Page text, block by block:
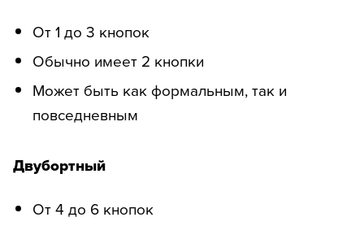
От 1 до 3 кнопок
Обычно имеет 2 кнопки
Может быть как формальным, так и
повседневным
Двубортный
От 4 до 6 кнопок